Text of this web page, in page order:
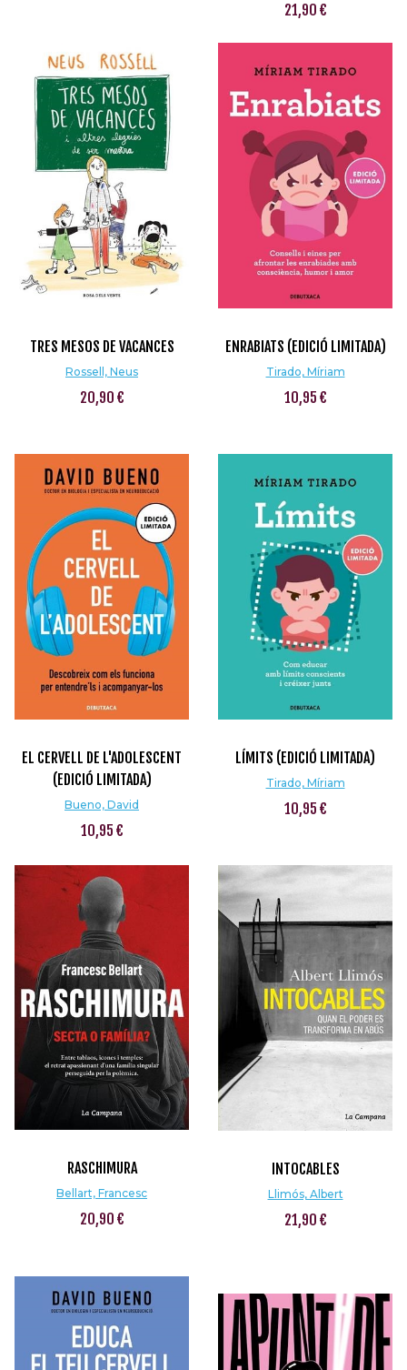
21,90 €
TRES MESOS DE VACANCES
Rossell, Neus
20,90 €
ENRABIATS (EDICIÓ LIMITADA)
Tirado, Míriam
10,95 €
EL CERVELL DE L'ADOLESCENT
(EDICIÓ LIMITADA)
Bueno, David
10,95 €
LÍMITS (EDICIÓ LIMITADA)
Tirado, Míriam
10,95 €
RASCHIMURA
Bellart, Francesc
20,90 €
INTOCABLES
Llimós, Albert
21,90 €